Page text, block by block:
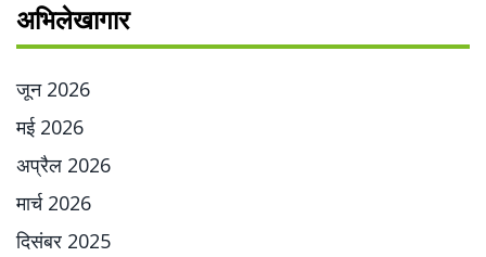
अभिलेखागार
जून 2026
मई 2026
अप्रैल 2026
मार्च 2026
दिसंबर 2025